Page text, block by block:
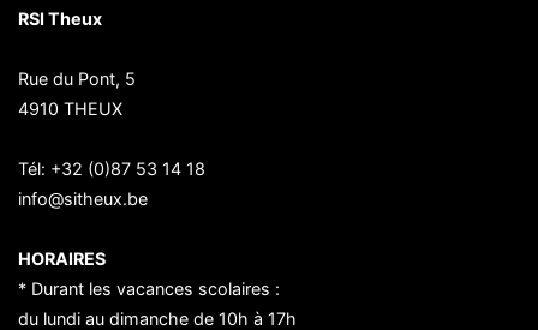
RSI Theux
Rue du Pont, 5
4910 THEUX
Tél: +32 (0)87 53 14 18
info@sitheux.be
HORAIRES
* Durant les vacances scolaires :
du lundi au dimanche de 10h à 17h